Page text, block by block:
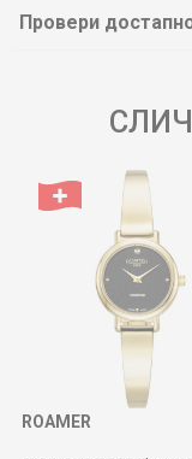
Провери
ROAMER